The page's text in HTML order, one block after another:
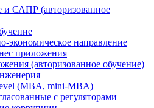
и САПР (авторизованное
экономическое направление
приложения
(авторизованное обучение)
(MBA, mini-MBA)
с регуляторами